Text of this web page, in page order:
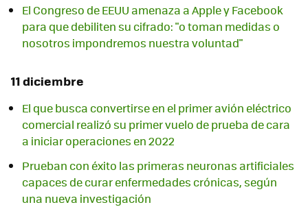
El Congreso de EEUU amenaza a Apple y Facebook
para que debiliten su cifrado: "o toman medidas o
nosotros impondremos nuestra voluntad"
11 diciembre
El que busca convertirse en el primer avión eléctrico
comercial realizó su primer vuelo de prueba de cara
a iniciar operaciones en 2022
Prueban con éxito las primeras neuronas artificiales
capaces de curar enfermedades crónicas, según
una nueva investigación